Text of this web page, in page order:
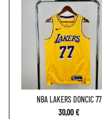
NBA LAKERS DONCIC 77
30,00 €